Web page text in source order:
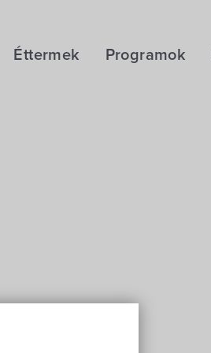
Éttermek Programok